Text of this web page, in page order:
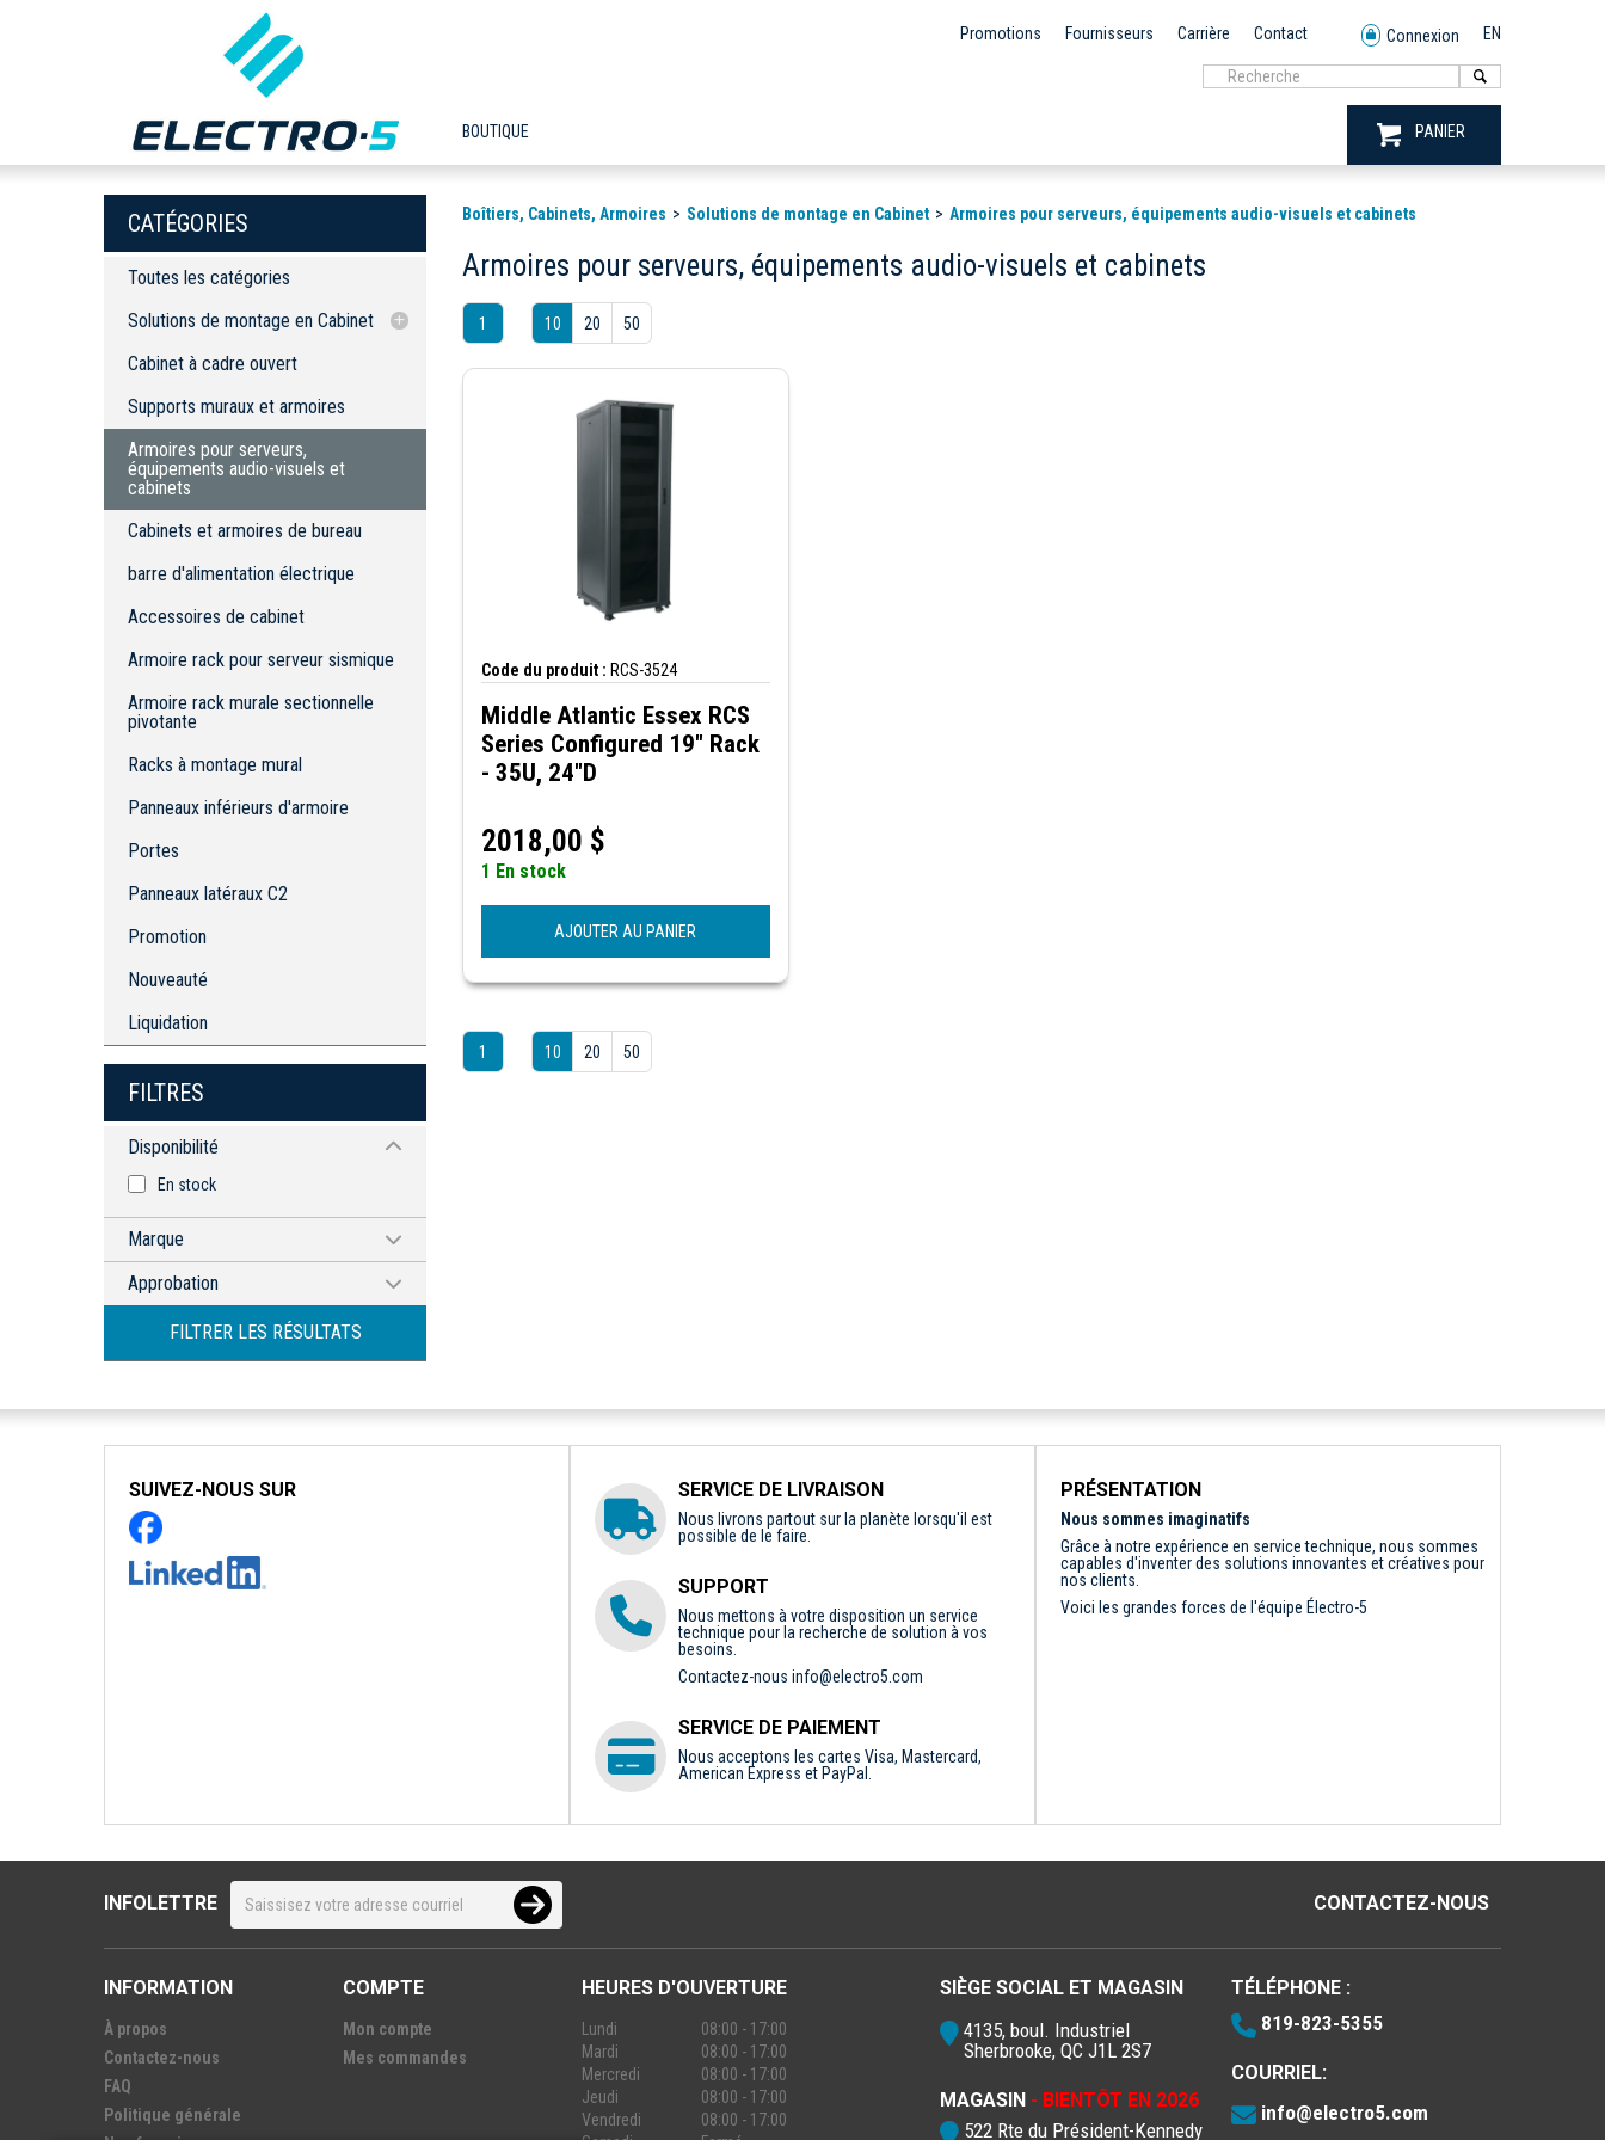
Promotions Fournisseurs Carrière Contact Connexion EN
BOUTIQUE PANIER
CATÉGORIES
Toutes les catégories
Solutions de montage en Cabinet
Cabinet à cadre ouvert
Armoires pour serveurs, équipements
audio-visuels et cabinets
Cabinets et armoires de bureau
barre d'alimentation électrique
Accessoires de cabinet
Armoire rack pour serveur sismique
pivotante
Panneaux inférieurs d'armoire
Portes
Panneaux latéraux C2
Cabinet à cadre ouvert
Supports muraux et armoires
Armoires pour serveurs,
équipements audio-visuels et
cabinets
Cabinets et armoires de bureau
barre d'alimentation électrique
Accessoires de cabinet
Armoire rack pour serveur sismique
Armoire rack murale sectionnelle
pivotante
Racks à montage mural
Panneaux inférieurs d'armoire
Portes
Panneaux latéraux C2
Promotion
Nouveauté
Liquidation
FILTRES
Disponibilité
En stock
Marque
MIDDLE ATLANTIC
Approbation
cULus
FILTRER LES RÉSULTATS
Boîtiers, Cabinets, Armoires Solutions de montage en Cabinet Armoires pour serveurs, équipements audio-visuels et cabinets
Armoires pour serveurs, équipements audio-visuels et cabinets
1 10 20 50
Code du produit : RCS-3524
Middle Atlantic Essex RCS
Series Configured 19" Rack
- 35U, 24"D
2018,00 $
1 En stock
AJOUTER AU PANIER
1 10 20 50
SUIVEZ-NOUS SUR SERVICE DE LIVRAISON
Nous livrons partout sur la planète lorsqu'il est
possible de le faire.
SUPPORT
Nous mettons à votre disposition un service
technique pour la recherche de solution à vos
besoins.
Contactez-nous info@electro5.com
SERVICE DE PAIEMENT
Nous acceptons les cartes Visa, Mastercard,
American Express et PayPal.
PRÉSENTATION
Nous sommes imaginatifs
Grâce à notre expérience en service technique, nous sommes
capables d'inventer des solutions innovantes et créatives pour
nos clients.
Voici les grandes forces de l'équipe Électro-5
INFOLETTRE CONTACTEZ-NOUS
INFORMATION
À propos
Contactez-nous
FAQ
Politique générale
COMPTE
Mon compte
Mes commandes
HEURES D'OUVERTURE
Lundi
08:00 - 17:00
Mardi
08:00 - 17:00
Mercredi
08:00 - 17:00
Jeudi
08:00 - 17:00
Vendredi
08:00 - 17:00
SIÈGE SOCIAL ET MAGASIN
4135, boul. Industriel
Sherbrooke, QC J1L 2S7
MAGASIN - BIENTÔT EN 2026
522 Rte du Président-Kennedy
TÉLÉPHONE :
819-823-5355
COURRIEL:
info@electro5.com